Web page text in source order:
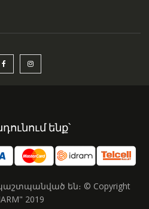
ենք՝
են։ © Copyright
2019